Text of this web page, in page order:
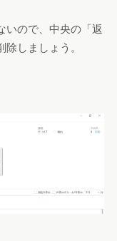
いので、中央の「返
しましょう。